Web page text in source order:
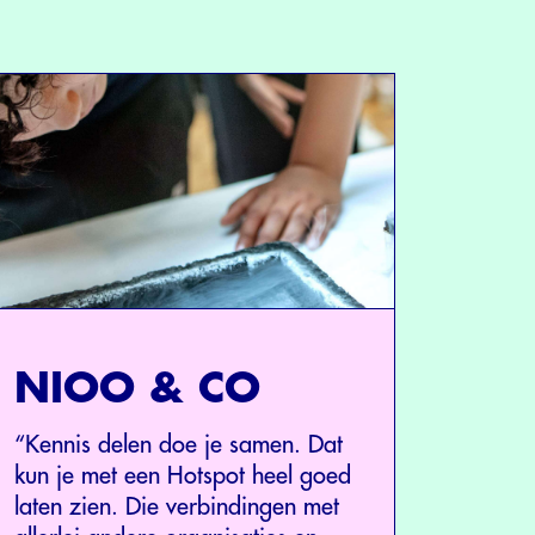
NIOO & CO
“Kennis delen doe je samen. Dat
kun je met een Hotspot heel goed
laten zien. Die verbindingen met